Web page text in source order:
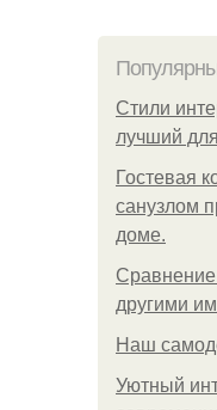
Стили
лучший
Гостевая
санузлом
доме.
другими
Наш
Уютный